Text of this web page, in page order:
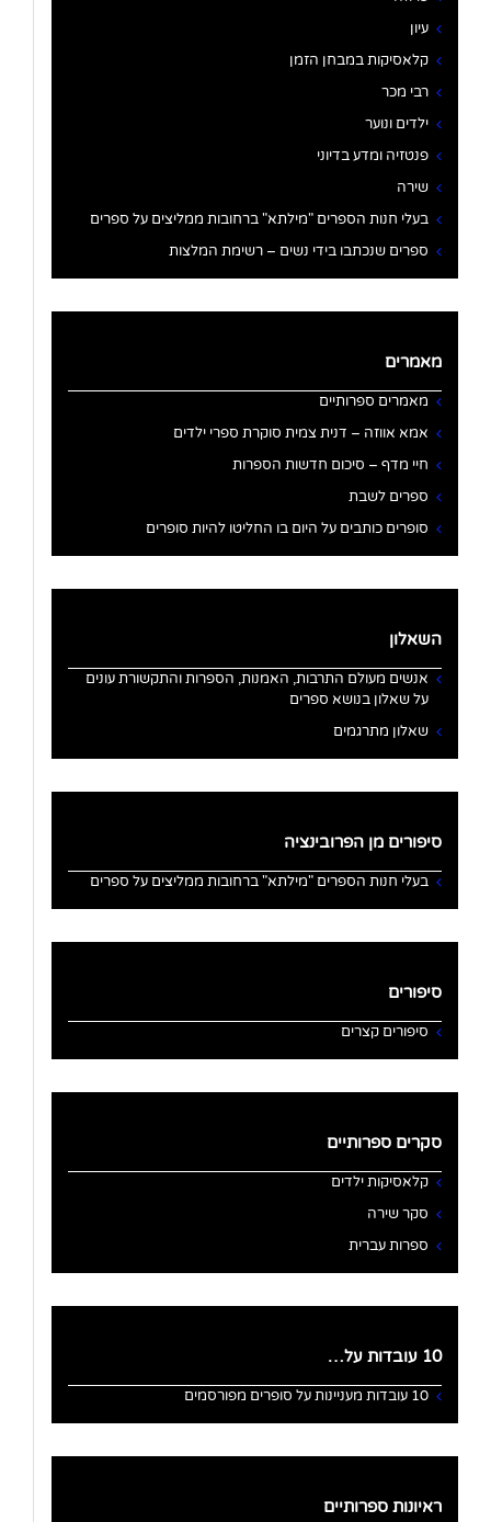
עיון
קלאסיקות במבחן הזמן
רבי מכר
ילדים ונוער
פנטזיה ומדע בדיוני
שירה
בעלי חנות הספרים "מילתא" ברחובות ממליצים על ספרים
ספרים שנכתבו בידי נשים – רשימת המלצות
מאמרים
מאמרים ספרותיים
אמא אווזה – דנית צמית סוקרת ספרי ילדים
חיי מדף – סיכום חדשות הספרות
ספרים לשבת
סופרים כותבים על היום בו החליטו להיות סופרים
השאלון
אנשים מעולם התרבות, האמנות, הספרות והתקשורת עונים
על שאלון בנושא ספרים
שאלון מתרגמים
סיפורים מן הפרובינציה
בעלי חנות הספרים "מילתא" ברחובות ממליצים על ספרים
סיפורים
סיפורים קצרים
סקרים ספרותיים
קלאסיקות ילדים
סקר שירה
ספרות עברית
10 עובדות על…
10 עובדות מעניינות על סופרים מפורסמים
ראיונות ספרותיים